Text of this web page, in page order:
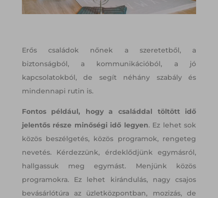
Erős családok nőnek a szeretetből, a
biztonságból, a kommunikációból, a jó
kapcsolatokból, de segít néhány szabály és
mindennapi rutin is.
Fontos például, hogy a családdal töltött idő
jelentős része minőségi idő legyen. Ez lehet sok
közös beszélgetés, közös programok, rengeteg
nevetés. Kérdezzünk, érdeklődjünk egymásról,
hallgassuk meg egymást. Menjünk közös
programokra. Ez lehet kirándulás, nagy csajos
bevásárlótúra az üzletközpontban, mozizás, de